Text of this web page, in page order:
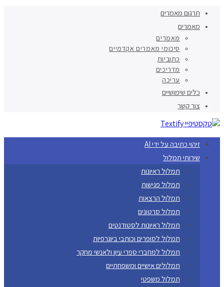
תרגום מאמרים
מאמרים
מאמרים
סיכומי מאמרים אקדמיים
כתוביות
מדריכים
עריכה
כלים שימושיים
צור קשר
זיהוי כתיבה על ידי AI
שירותי תמלול
תמלול ראיונות
תמלול פגישות
תמלול הרצאות
תמלול סרטונים
תמלול ראיונות לסטודנטים
תמלול לסופרים וכותבי ביוגרפיות
תמלול למחברי ספרי עיון ולאנשי מחקר
תמלולים אישיים ומשפחתיים
תמלול משפטי